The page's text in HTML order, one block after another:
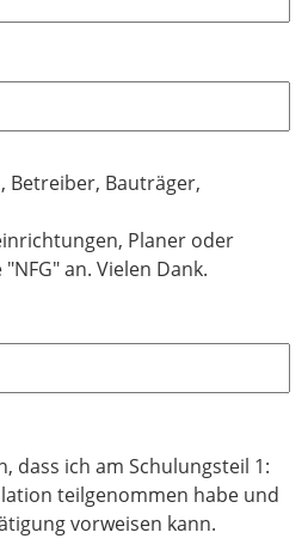
Betreiber, Bauträger,
Planer oder
an. Vielen Dank.
dass ich am Schulungsteil 1:
teilgenommen habe und
vorweisen kann.